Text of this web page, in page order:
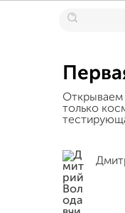
Открываем
только